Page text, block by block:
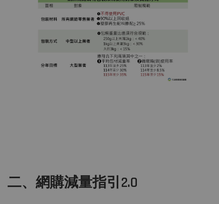
二、網購減量指引2.0